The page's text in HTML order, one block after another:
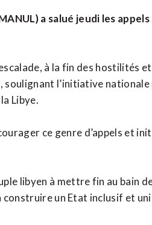
a salué jeudi les
à la fin des hostilités
soulignant l’initiative
Libye.
ce genre d’appels et
libyen à mettre fin au bain
un Etat inclusif et uni